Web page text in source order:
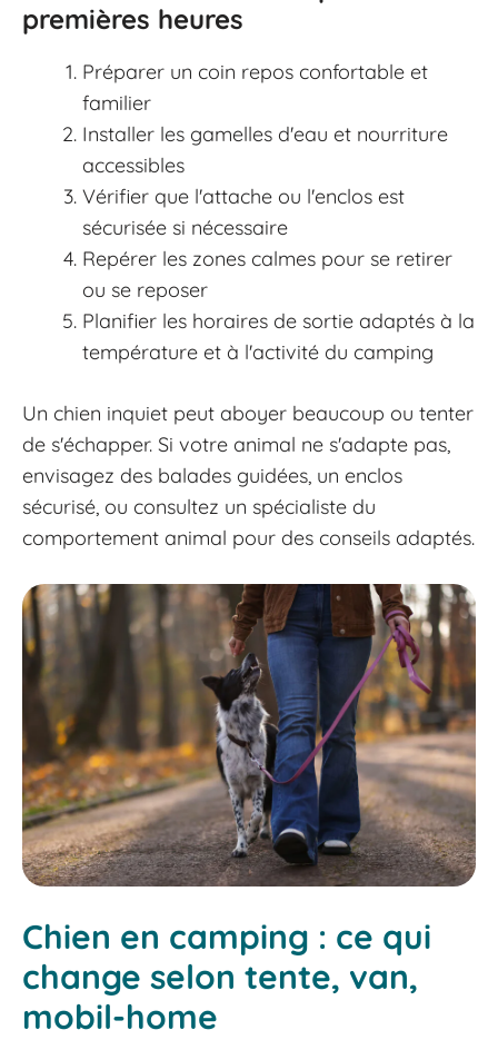
premières heures
Préparer un coin repos confortable et
familier
Installer les gamelles d'eau et nourriture
accessibles
Vérifier que l'attache ou l'enclos est
sécurisée si nécessaire
Repérer les zones calmes pour se retirer
ou se reposer
Planifier les horaires de sortie adaptés à la
température et à l'activité du camping
Un chien inquiet peut aboyer beaucoup ou tenter
de s'échapper. Si votre animal ne s'adapte pas,
envisagez des balades guidées, un enclos
sécurisé, ou consultez un spécialiste du
comportement animal pour des conseils adaptés.
Chien en camping : ce qui
change selon tente, van,
mobil-home